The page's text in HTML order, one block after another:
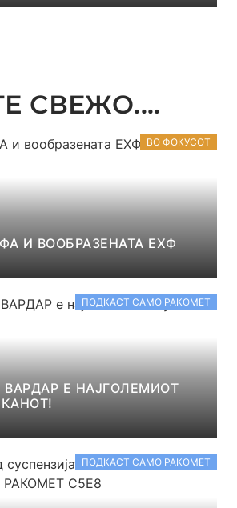
СВЕЖО....
ВО ФОКУСОТ
И ВООБРАЗЕНАТА ЕХФ
ПОДКАСТ САМО РАКОМЕТ
Е НАЈГОЛЕМИОТ
ПОДКАСТ САМО РАКОМЕТ